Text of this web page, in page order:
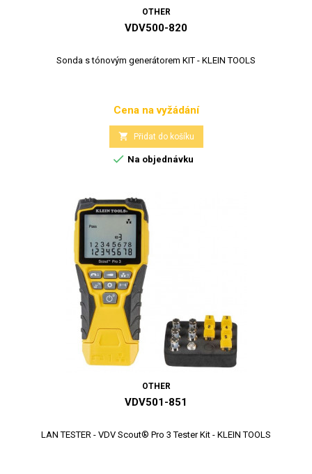
OTHER
VDV500-820
Sonda s tónovým generátorem KIT - KLEIN TOOLS
Cena
Cena na vyžádání
 Přidat do košíku
 Na objednávku
OTHER
VDV501-851
LAN TESTER - VDV Scout® Pro 3 Tester Kit - KLEIN TOOLS